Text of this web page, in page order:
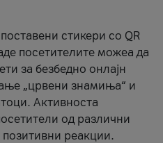
стикери со QR
посетителите можеа да
за безбедно онлајн
„црвени знамиња“ и
Активноста
од различни
реакции.